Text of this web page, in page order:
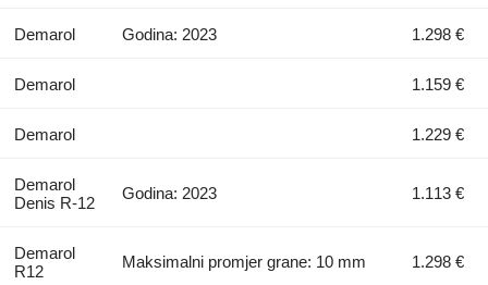
Demarol Godina: 2023 1.298 €
Demarol 1.159 €
Demarol 1.229 €
Demarol
Denis R-12
Godina: 2023 1.113 €
Demarol
R12
Maksimalni promjer grane: 10 mm 1.298 €